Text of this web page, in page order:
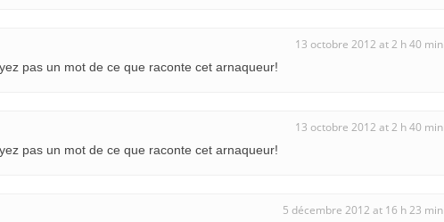
13 octobre 2012 at 2 h 40 min
pas un mot de ce que raconte cet arnaqueur!
13 octobre 2012 at 2 h 40 min
pas un mot de ce que raconte cet arnaqueur!
5 décembre 2012 at 16 h 23 min